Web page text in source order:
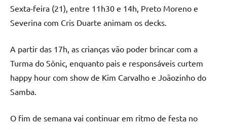
Sexta-feira (21), entre 11h30 e 14h, Preto Moreno e
Severina com Cris Duarte animam os decks.
A partir das 17h, as crianças vão poder brincar com a
Turma do Sônic, enquanto pais e responsáveis curtem
happy hour com show de Kim Carvalho e Joãozinho do
Samba.
O fim de semana vai continuar em ritmo de festa no